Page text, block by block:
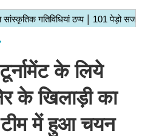
के लिये
के खिलाड़ी का
में हुआ चयन